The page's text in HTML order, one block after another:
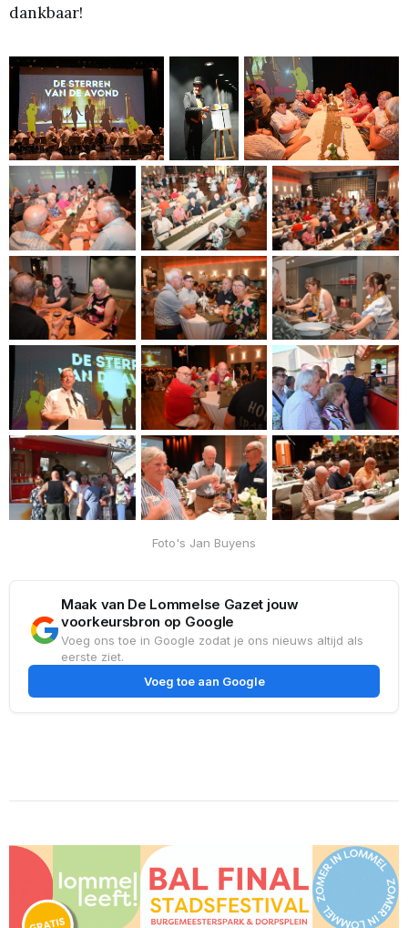
dankbaar!
Foto's Jan Buyens
Maak van De Lommelse Gazet jouw
voorkeursbron op Google
Voeg ons toe in Google zodat je ons nieuws altijd als
eerste ziet.
Voeg toe aan Google